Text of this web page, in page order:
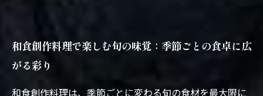
和食創作料理で楽しむ旬の味覚：季節ごとの食卓に広
がる彩り
和食創作料理は、季節ごとに変わる旬の食材を最大限に